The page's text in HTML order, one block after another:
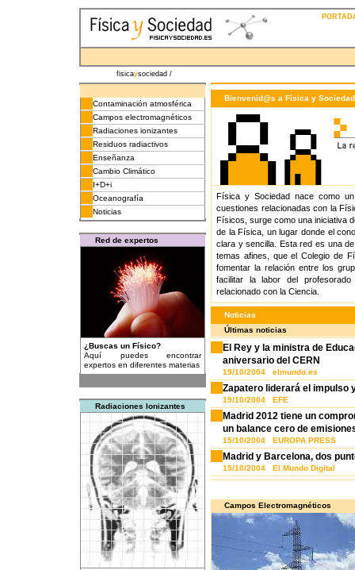
fisicaysociedad /
Contaminación atmosférica
Campos electromagnéticos
Radiaciones ionizantes
Residuos radiactivos
Enseñanza
Cambio Climático
I+D+i
Oceanografía
Noticias
Red de expertos
¿Buscas un Físico?
Aquí puedes encontrar
expertos en diferentes materias
Radiaciones Ionizantes
Bienvenid@s a Física y Sociedad
Física y Sociedad nace como
cuestiones relacionadas con la
Físicos, surge como una iniciativa
de la Física, un lugar donde el
clara y sencilla. Esta red es una
temas afines, que el Colegio de
fomentar la relación entre los
facilitar la labor del
relacionado con la Ciencia.
Noticias
Últimas noticias
El Rey y la ministra de
aniversario del CERN
19/10/2004 elmundo.es
Zapatero liderará el impulso
19/10/2004 EFE
Madrid 2012 tiene un
un balance cero de
15/10/2004 EUROPA PRESS
Madrid y Barcelona, dos
15/10/2004 El Mundo Digital
Campos Electromagnéticos